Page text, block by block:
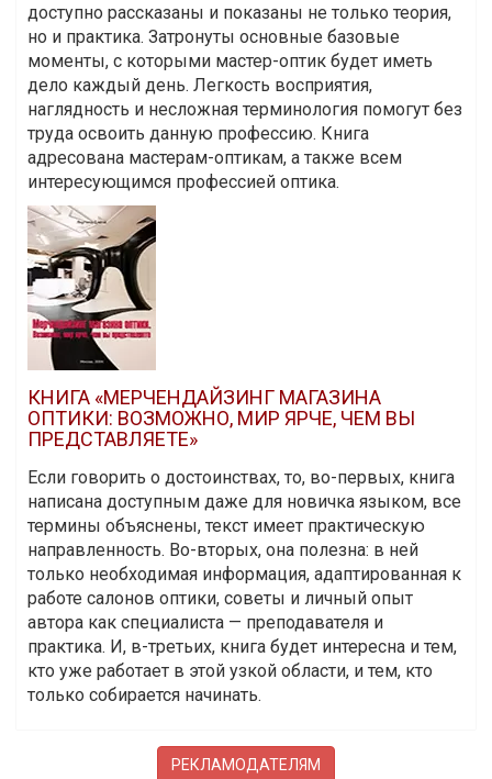
доступно рассказаны и показаны не только теория,
но и практика. Затронуты основные базовые
моменты, с которыми мастер-оптик будет иметь
дело каждый день. Легкость восприятия,
наглядность и несложная терминология помогут без
труда освоить данную профессию. Книга
адресована мастерам-оптикам, а также всем
интересующимся профессией оптика.
КНИГА «МЕРЧЕНДАЙЗИНГ МАГАЗИНА
ОПТИКИ: ВОЗМОЖНО, МИР ЯРЧЕ, ЧЕМ ВЫ
ПРЕДСТАВЛЯЕТЕ»
Если говорить о достоинствах, то, во-первых, книга
написана доступным даже для новичка языком, все
термины объяснены, текст имеет практическую
направленность. Во-вторых, она полезна: в ней
только необходимая информация, адаптированная к
работе салонов оптики, советы и личный опыт
автора как специалиста — преподавателя и
практика. И, в-третьих, книга будет интересна и тем,
кто уже работает в этой узкой области, и тем, кто
только собирается начинать.
РЕКЛАМОДАТЕЛЯМ